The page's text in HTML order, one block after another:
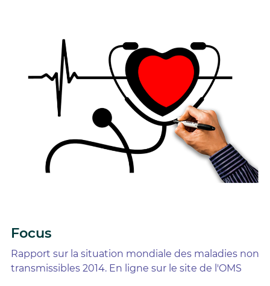
Focus
Rapport sur la situation mondiale des maladies non
transmissibles 2014. En ligne sur le site de l'OMS